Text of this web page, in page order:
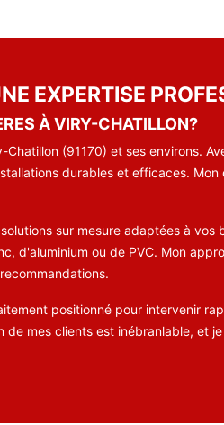
EXPERTISE
À VIRY-CHATILLON?
(91170) et ses environs.
durables et efficaces.
sur mesure adaptées à
d'aluminium ou de PVC. Mon
positionné pour intervenir
mes clients est inébranlable, et